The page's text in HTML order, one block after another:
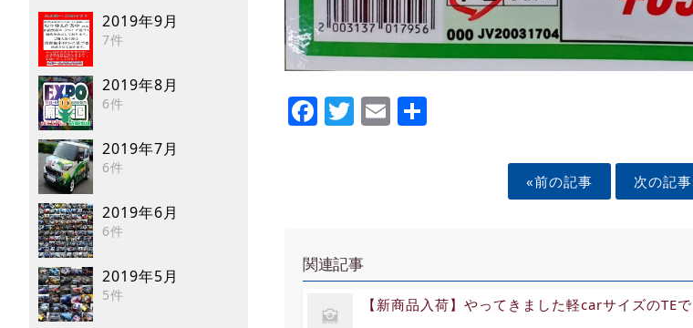
2019年9月
7件
2019年8月
6件
2019年7月
6件
2019年6月
6件
2019年5月
5件
Facebook
Twitter
Email
«前の記事 次の記
関連記事
【新商品入荷】やってきました軽carサイズのTE